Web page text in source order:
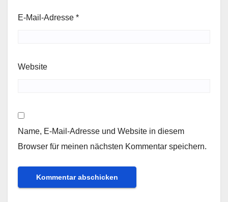
E-Mail-Adresse *
Website
Name, E-Mail-Adresse und Website in diesem
Browser für meinen nächsten Kommentar speichern.